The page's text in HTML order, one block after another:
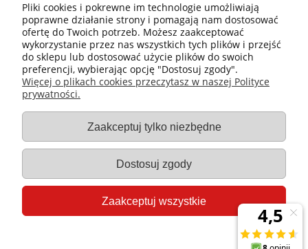
Płatności i dostawa
Gastro-Pol
Moje konto
Pomoc
Pliki cookies i pokrewne im technologie umożliwiają
poprawne działanie strony i pomagają nam dostosować
ofertę do Twoich potrzeb. Możesz zaakceptować
wykorzystanie przez nas wszystkich tych plików i przejść
do sklepu lub dostosować użycie plików do swoich
preferencji, wybierając opcję "Dostosuj zgody".
Więcej o plikach cookies przeczytasz w naszej Polityce
prywatności.
Zaakceptuj tylko niezbędne
Dostosuj zgody
Zaakceptuj wszystkie